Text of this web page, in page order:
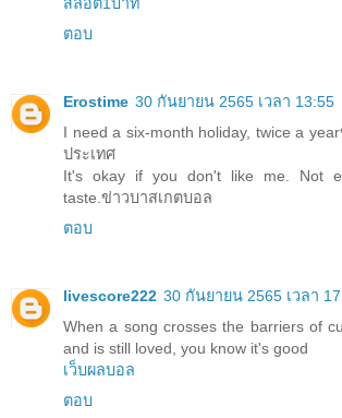
สล็อต1บาท
ตอบ
Erostime 30 กันยายน 2565 เวลา 13:55
I need a six-month holiday, twice a year
ประเทศ
It's okay if you don't like me. Not
taste.ข่าวบาสเกตบอล
ตอบ
livescore222 30 กันยายน 2565 เวลา
When a song crosses the barriers of
and is still loved, you know it's good
เว็บผลบอล
ตอบ